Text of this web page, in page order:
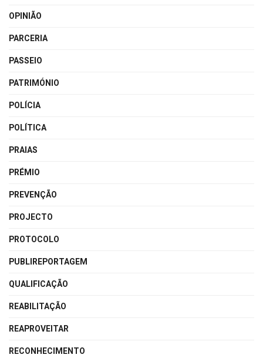
OPINIÃO
PARCERIA
PASSEIO
PATRIMÓNIO
POLÍCIA
POLÍTICA
PRAIAS
PRÉMIO
PREVENÇÃO
PROJECTO
PROTOCOLO
PUBLIREPORTAGEM
QUALIFICAÇÃO
REABILITAÇÃO
REAPROVEITAR
RECONHECIMENTO